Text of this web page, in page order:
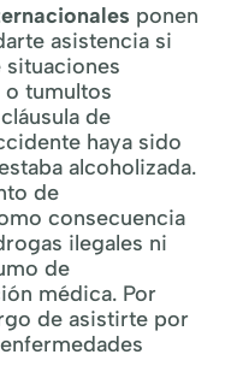
ponen
asistencia si
o tumultos
de
haya sido
alcoholizada.
de
consecuencia
ilegales ni
de
médica. Por
de asistirte por